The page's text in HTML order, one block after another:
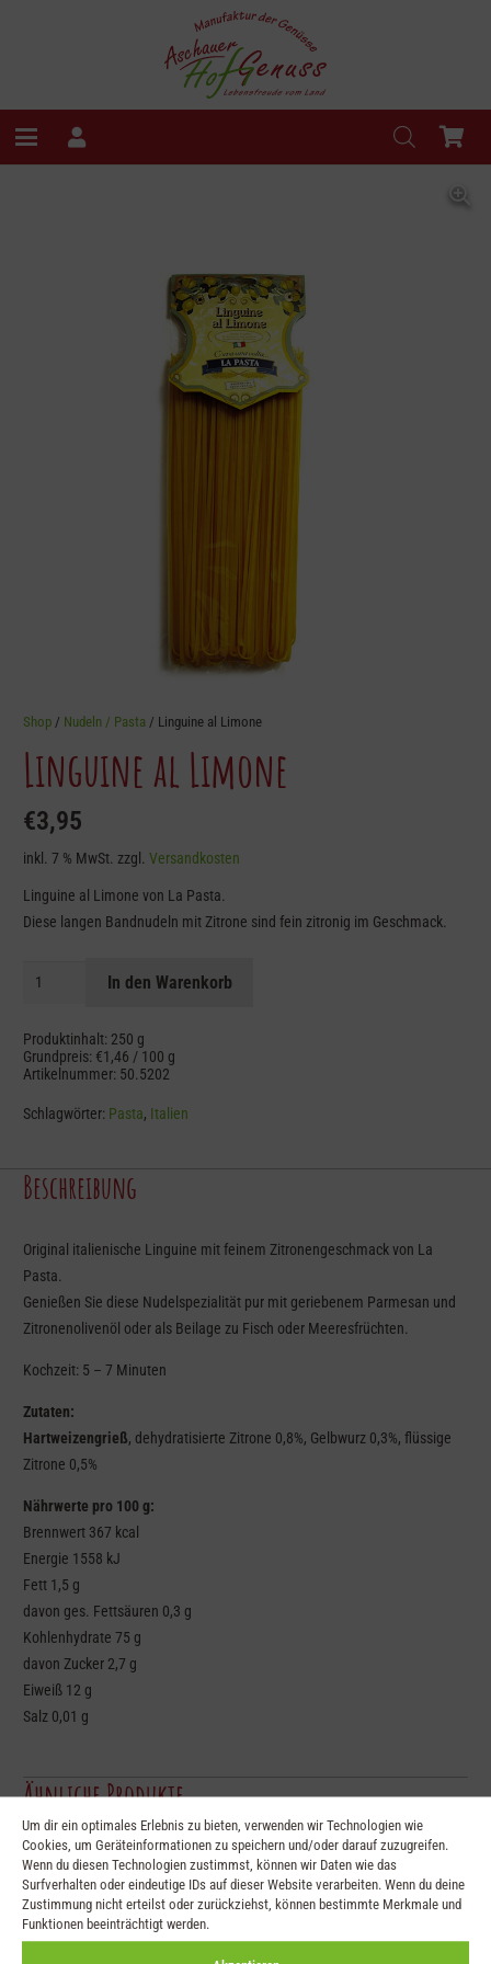
Um dir ein optimales Erlebnis zu bieten, verwenden wir Technologien wie
Cookies, um Geräteinformationen zu speichern und/oder darauf zuzugreifen.
Wenn du diesen Technologien zustimmst, können wir Daten wie das
Surfverhalten oder eindeutige IDs auf dieser Website verarbeiten. Wenn du deine
Zustimmung nicht erteilst oder zurückziehst, können bestimmte Merkmale und
Funktionen beeinträchtigt werden.
Shop / Nudeln / Pasta / Linguine al Limone
Linguine al Limone
€3,95
inkl. 7 % MwSt. zzgl. Versandkosten
Linguine al Limone von La Pasta.
Diese langen Bandnudeln mit Zitrone sind fein zitronig im Geschmack.
Linguine
Menge
In den Warenkorb
Produktinhalt: 250 g
Grundpreis: €1,46 / 100 g
Artikelnummer: 50.5202
Schlagwörter: Pasta, Italien
Beschreibung
Original italienische Linguine mit feinem Zitronengeschmack von La
Pasta.
Genießen Sie diese Nudelspezialität pur mit geriebenem Parmesan und
Zitronenolivenöl oder als Beilage zu Fisch oder Meeresfrüchten.
Kochzeit: 5 – 7 Minuten
Zutaten:
Hartweizengrieß, dehydratisierte Zitrone 0,8%, Gelbwurz 0,3%, flüssige
Zitrone 0,5%
Nährwerte pro 100 g:
Brennwert 367 kcal
Energie 1558 kJ
Fett 1,5 g
davon ges. Fettsäuren 0,3 g
Kohlenhydrate 75 g
davon Zucker 2,7 g
Eiweiß 12 g
Salz 0,01 g
Ähnliche Produkte